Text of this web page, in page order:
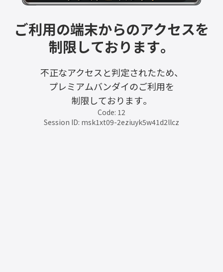
ご利用の端末からのアクセスを
制限しております。
不正なアクセスと判定されたため、
プレミアムバンダイのご利用を
制限しております。
Code: 12
Session ID: msk1xt09-2eziuyk5w41d2llcz